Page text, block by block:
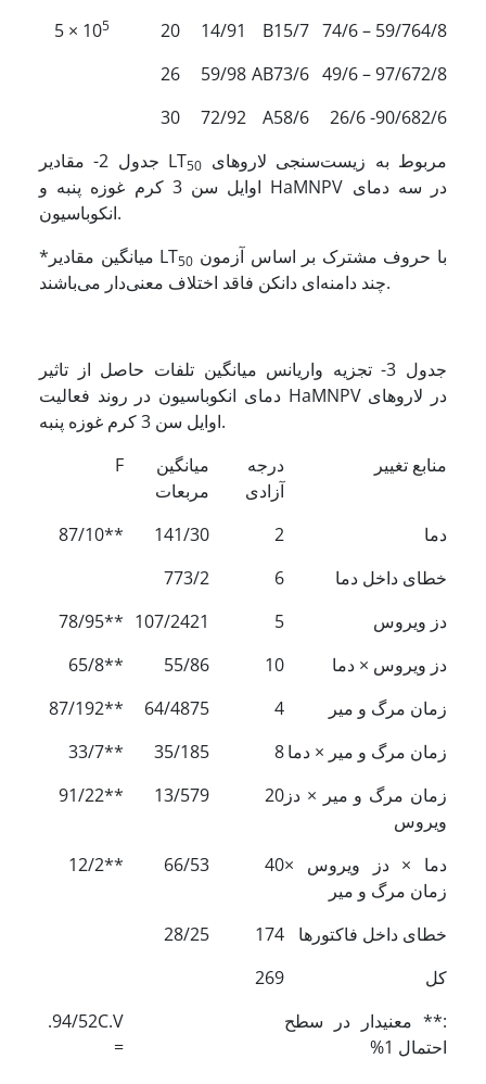
64/8
59/7 – 74/6
B15/7
14/91
20
105
× 5
72/8
97/6 – 49/6
AB73/6
59/98
26
82/6
90/6- 26/6
A58/6
72/92
30
جدول 2- مقادیر LT50
اوایل سن 3 کرم غوزه پنبه و HaMNPV در سه دمای
انکوباسیون.
*میانگین مقادیر LT50
چند دامنه‌ای دانکن فاقد اختلاف معنی‌دار می‌باشند.
جدول 3- تجزیه واریانس میانگین تلفات حاصل از تاثیر
دمای انکوباسیون در روند فعالیت HaMNPV در لاروهای
اوایل سن 3 کرم غوزه پنبه.
منابع تغییر
درجه
آزادی
میانگین
مربعات
F
دما 2
141/30
**87/10
خطای داخل دما
6
773/2
دز ویروس
5
107/2421
**78/95
دز ویروس × دما
10
55/86
**65/8
زمان مرگ و میر
4
64/4875
**87/192
زمان مرگ و میر × دما8
35/185
**33/7
زمان مرگ و میر × دز
ویروس
20
13/579
**91/22
دما × دز ویروس ×
زمان مرگ و میر
40
66/53
**12/2
خطای داخل فاکتورها 174
28/25
کل
269
:** معنی‎دار در سطح
احتمال 1%
94/52C.V.
=